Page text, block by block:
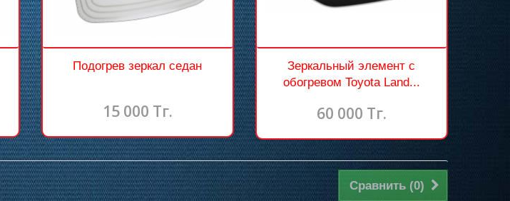
Подогрев зеркал седан
15 000 Тг.
Зеркальный элемент с
обогревом Toyota Land...
60 000 Тг.
Сравнить (0)